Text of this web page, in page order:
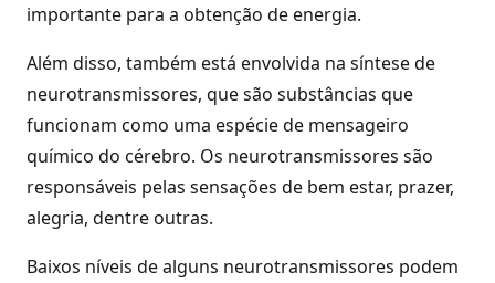
importante para a obtenção de energia.
Além disso, também está envolvida na síntese de
neurotransmissores, que são substâncias que
funcionam como uma espécie de mensageiro
químico do cérebro. Os neurotransmissores são
responsáveis pelas sensações de bem estar, prazer,
alegria, dentre outras.
Baixos níveis de alguns neurotransmissores podem